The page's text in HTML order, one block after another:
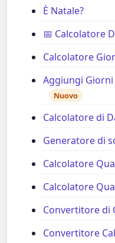
È Natale?
📅 Calcolatore
Calcolatore
Aggiungi
Nuovo
Calcolatore di
Generatore di
Calcolatore
Calcolatore
Convertitore di
Convertitore